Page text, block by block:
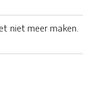
niet meer maken.